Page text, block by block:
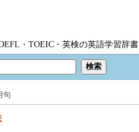
・TOEIC・英検の英語学習辞書
句